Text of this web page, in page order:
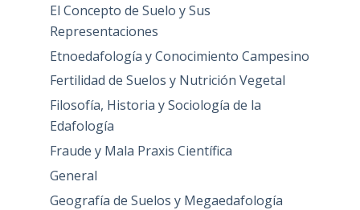
El Concepto de Suelo y Sus
Representaciones
Etnoedafología y Conocimiento Campesino
Fertilidad de Suelos y Nutrición Vegetal
Filosofía, Historia y Sociología de la
Edafología
Fraude y Mala Praxis Científica
General
Geografía de Suelos y Megaedafología